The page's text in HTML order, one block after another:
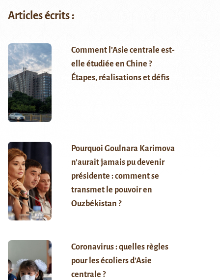
Articles écrits :
Comment l’Asie centrale est-
elle étudiée en Chine ?
Étapes, réalisations et défis
Pourquoi Goulnara Karimova
n’aurait jamais pu devenir
présidente : comment se
transmet le pouvoir en
Ouzbékistan ?
Coronavirus : quelles règles
pour les écoliers d’Asie
centrale ?